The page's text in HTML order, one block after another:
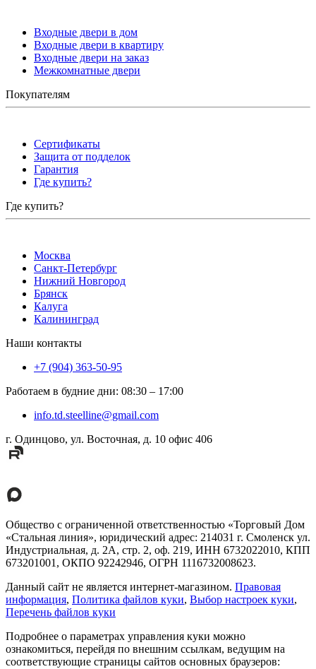
Входные двери в дом
Входные двери в квартиру
Входные двери на заказ
Межкомнатные двери
Покупателям
Сертификаты
Защита от подделок
Гарантия
Где купить?
Где купить?
Москва
Санкт-Петербург
Нижний Новгород
Брянск
Калуга
Калининград
Наши контакты
+7 (904) 363-50-95
Работаем в будние дни: 08:30 – 17:00
info.td.steelline@gmail.com
г. Одинцово, ул. Восточная, д. 10 офис 406
Общество с ограниченной ответственностью «Торговый Дом
«Стальная линия», юридический адрес: 214031 г. Смоленск ул.
Индустриальная, д. 2А, стр. 2, оф. 219, ИНН 6732022010, КПП
673201001, ОКПО 92242946, ОГРН 1116732008623.
Данный сайт не является интернет-магазином. Правовая
информация, Политика файлов куки, Выбор настроек куки,
Перечень файлов куки
Подробнее о параметрах управления куки можно
ознакомиться, перейдя по внешним ссылкам, ведущим на
соответствующие страницы сайтов основных браузеров: